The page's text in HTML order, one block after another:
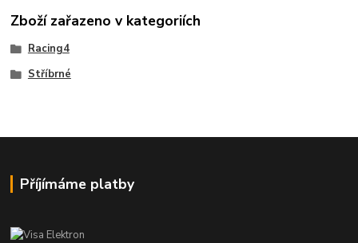
Zboží zařazeno v kategoriích
Racing4
Stříbrné
Příjímáme platby